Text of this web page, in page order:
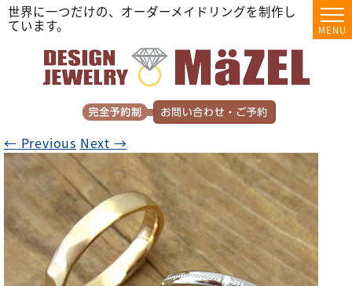
世界に一つだけの、オーダーメイドリングを制作し
ています。
MENU
← Previous Next →